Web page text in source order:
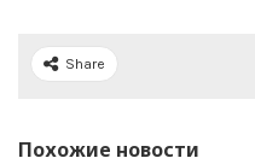
Share
Похожие новости